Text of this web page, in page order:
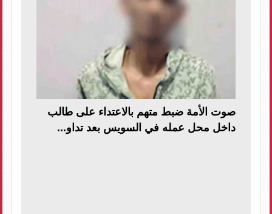
صوت الأمة ضبط متهم بالاعتداء على طالب
داخل محل عمله في السويس بعد تداو...